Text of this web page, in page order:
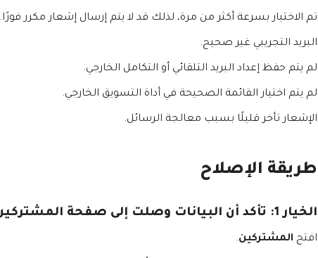
تم الاختبار بسرعة أكثر من مرة، لذلك قد لا يتم إرسال إشعار مكرر فورًا.
البريد التجريبي غير صحيح.
لم يتم حفظ إعداد البريد التلقائي أو التكامل الخارجي.
لم يتم اختيار القائمة الصحيحة في أداة التسويق الخارجي.
الإشعار تأخر قليلًا بسبب معالجة الرسائل.
طريقة الإصلاح
الخيار 1: تأكد أن البيانات وصلت إلى صفحة المشتركين
افتح المشتركين.